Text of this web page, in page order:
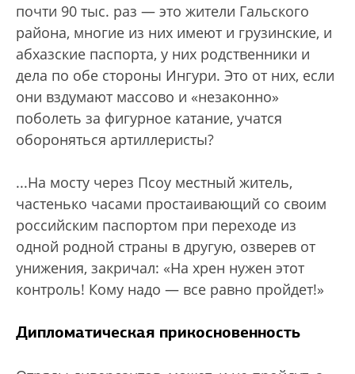
почти 90 тыс. раз — это жители Гальского
района, многие из них имеют и грузинские, и
абхазские паспорта, у них родственники и
дела по обе стороны Ингури. Это от них, если
они вздумают массово и «незаконно»
поболеть за фигурное катание, учатся
обороняться артиллеристы?
...На мосту через Псоу местный житель,
частенько часами простаивающий со своим
российским паспортом при переходе из
одной родной страны в другую, озверев от
унижения, закричал: «На хрен нужен этот
контроль! Кому надо — все равно пройдет!»
Дипломатическая прикосновенность